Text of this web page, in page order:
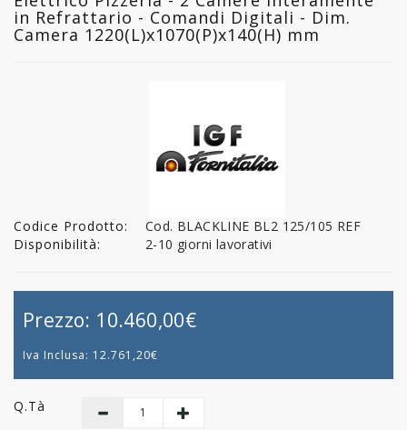
in Refrattario - Comandi Digitali - Dim.
Camera 1220(L)x1070(P)x140(H) mm
Codice Prodotto:
Cod. BLACKLINE BL2 125/105 REF
Disponibilità:
2-10 giorni lavorativi
Prezzo: 10.460,00€
Iva Inclusa: 12.761,20€
Q.tà